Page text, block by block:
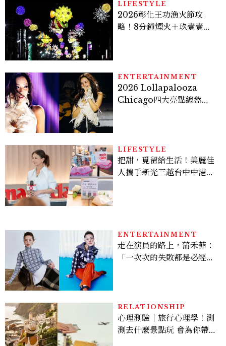
看點懶人包
LIFESTYLE
2026彰化王功漁火節攻
略！8分鐘煙火＋玖壹壹、
ENTERTAINMENT
2026 Lollapalooza
Chicago四大亮點總盤
LIFESTYLE
把甜，覓留給生活！美麗佳
人攜手新光三越台中中港
ENTERTAINMENT
走在演員的路上，蒲禾菲：
「一次次的失敗都是必經過
RELATIONSHIP
心理測驗｜旅行心理學！測
測去什麼景點玩 會為你帶來